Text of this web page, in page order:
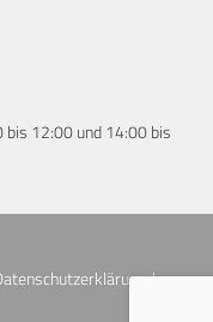
bis 12:00 und 14:00 bis